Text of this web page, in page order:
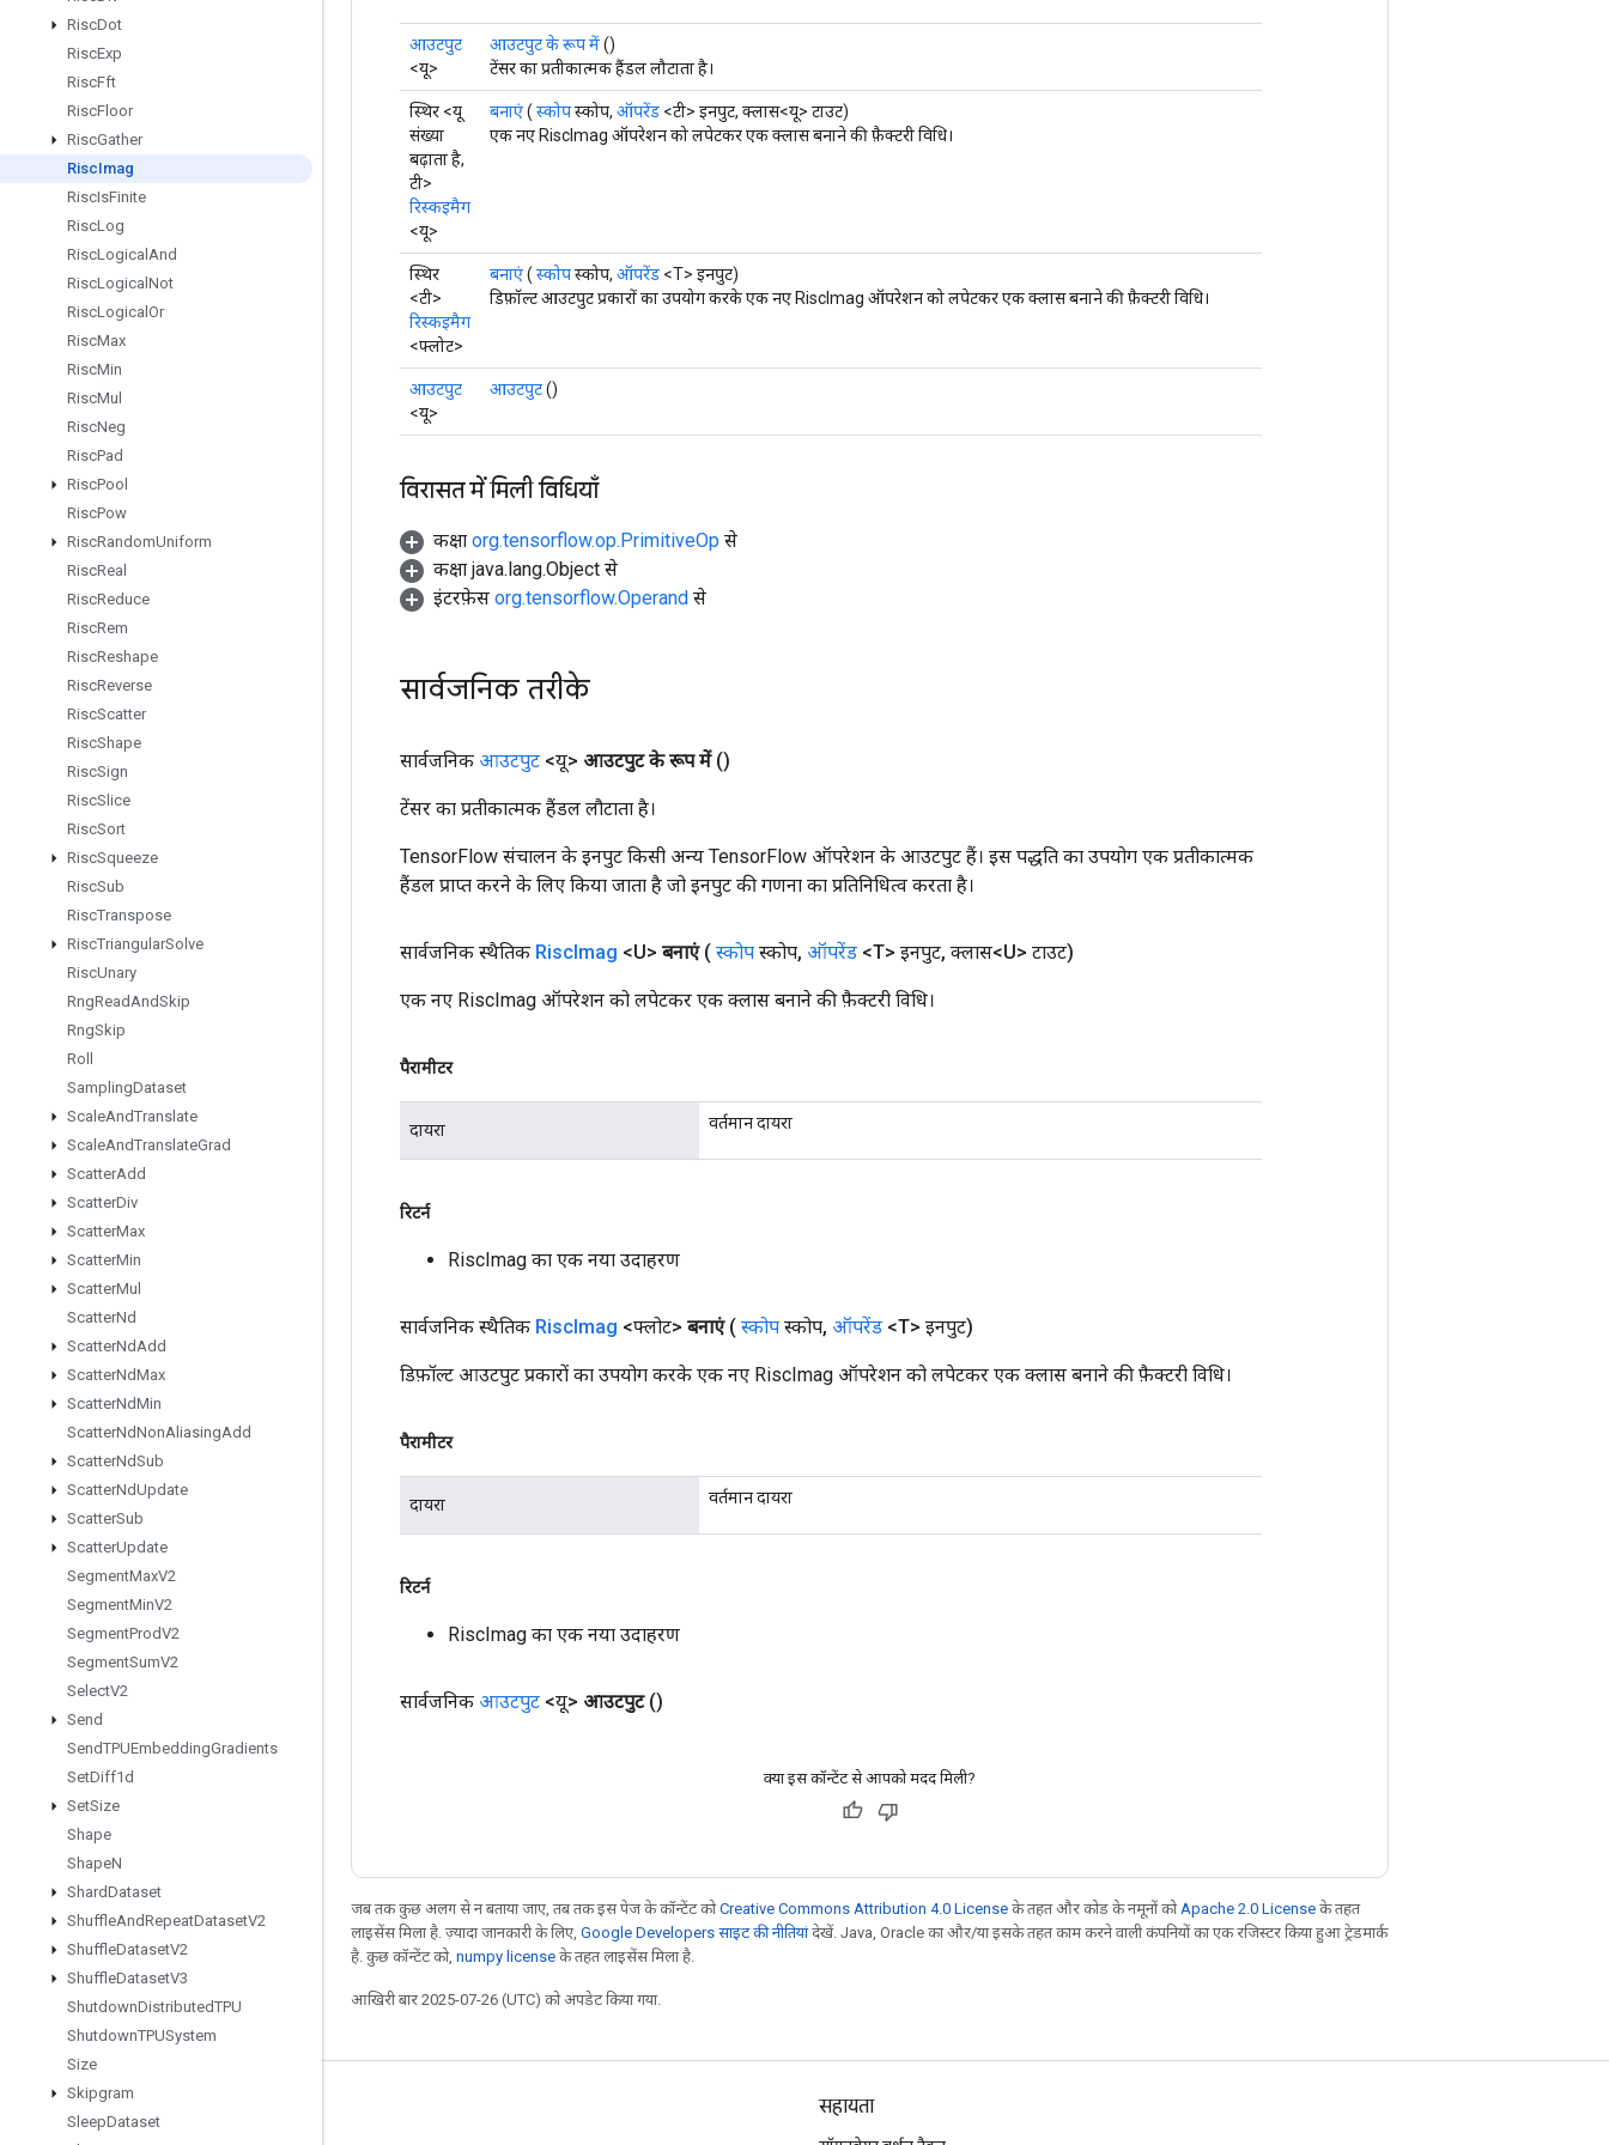
RiscDot
RiscExp
RiscFft
RiscFloor
RiscGather
RiscImag
RiscIsFinite
RiscLog
RiscLogical And
RiscLogical Not
RiscLogical Or
RiscMax
RiscMin
RiscMul
RiscNeg
RiscPad
RiscPool
RiscPow
RiscRandomUniform
RiscReal
RiscReduce
RiscRem
RiscReshape
RiscReverse
RiscScatter
RiscShape
RiscSign
RiscSlice
RiscSort
RiscSqueeze
RiscSub
RiscTranspose
RiscTriangularSolve
RiscUnary
RngReadAndSkip
RngSkip
Roll
SamplingDataset
ScaleAndTranslate
ScaleAndTranslateGrad
ScatterAdd
ScatterDiv
ScatterMax
ScatterMin
ScatterMul
ScatterNd
ScatterNdAdd
ScatterNdMax
ScatterNdMin
ScatterNdNonAliasingAdd
ScatterNdSub
ScatterNdUpdate
ScatterSub
ScatterUpdate
SegmentMaxV2
SegmentMinV2
SegmentProdV2
SegmentSumV2
SelectV2
Send
SendTPUEmbeddingGradients
SetDiff1d
SetSize
Shape
ShapeN
ShardDataset
ShuffleAndRepeatDatasetV2
ShuffleDatasetV2
ShuffleDatasetV3
ShutdownDistributedTPU
ShutdownTPUSystem
Size
Skipgram
SleepDataset
आउटपुट
<यू>
आउटपुट के रूप में()
टेंसर का प्रतीकात्मक हैंडल लौटाता है।
स्थिर <यू
संख्या
बढ़ाता है,
टी>
रिस्कइमैग
<यू>
बनाएं( स्कोपस्कोप, ऑपरेंड <टी> इनपुट, क्लास<यू> टाउट)
एक नए RiscImag ऑपरेशन को लपेटकर एक क्लास बनाने की फ़ैक्टरी विधि।
स्थिर
<टी>
रिस्कइमैग
<फ्लोट>
बनाएं( स्कोपस्कोप, ऑपरेंड <T> इनपुट)
डिफ़ॉल्ट आउटपुट प्रकारों का उपयोग करके एक नए RiscImag ऑपरेशन को लपेटकर एक क्लास बनाने की फ़ैक्टरी विधि।
आउटपुट
<यू>
आउटपुट()
विरासत में मिली विधियाँ
कक्षा org.tensorflow.op.PrimitiveOp से
कक्षा java.lang.Object से
इंटरफ़ेस org.tensorflow.Operand से
सार्वजनिक तरीके
सार्वजनिक आउटपुट <यू> आउटपुट के रूप में ()
टेंसर का प्रतीकात्मक हैंडल लौटाता है।
TensorFlow संचालन के इनपुट किसी अन्य TensorFlow ऑपरेशन के आउटपुट हैं। इस पद्धति का उपयोग एक प्रतीकात्मक
हैंडल प्राप्त करने के लिए किया जाता है जो इनपुट की गणना का प्रतिनिधित्व करता है।
सार्वजनिक स्थैतिक RiscImag <U> बनाएं ( स्कोप स्कोप, ऑपरेंड <T> इनपुट, क्लास<U> टाउट)
एक नए RiscImag ऑपरेशन को लपेटकर एक क्लास बनाने की फ़ैक्टरी विधि।
पैरामीटर
दायरा वर्तमान दायरा
रिटर्न
RiscImag का एक नया उदाहरण
सार्वजनिक स्थैतिक RiscImag <फ्लोट> बनाएं ( स्कोप स्कोप, ऑपरेंड <T> इनपुट)
डिफ़ॉल्ट आउटपुट प्रकारों का उपयोग करके एक नए RiscImag ऑपरेशन को लपेटकर एक क्लास बनाने की फ़ैक्टरी विधि।
पैरामीटर
दायरा वर्तमान दायरा
रिटर्न
RiscImag का एक नया उदाहरण
सार्वजनिक आउटपुट <यू> आउटपुट ()
क्या इस कॉन्टेंट से आपको मदद मिली?
जब तक कुछ अलग से न बताया जाए, तब तक इस पेज के कॉन्टेंट कोCreative Commons Attribution 4.0 License के तहत और कोड के नमूनों को Apache 2.0 License के तहत
लाइसेंस मिला है. ज़्यादा जानकारी के लिए, Google Developers साइट की नीतियांदेखें. Java, Oracle का और/या इसके तहत काम करने वाली कंपनियों का एक रजिस्टर किया हुआ ट्रेडमार्क
है. कुछ कॉन्टेंट को, numpy license के तहत लाइसेंस मिला है.
आखिरी बार 2025-07-26 (UTC) को अपडेट किया गया.
सहायता